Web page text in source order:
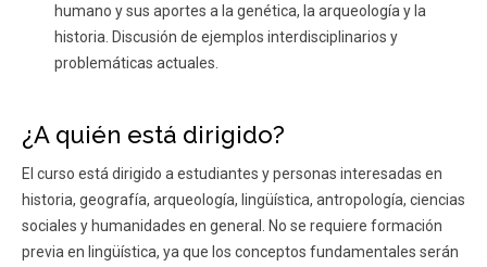
humano y sus aportes a la genética, la arqueología y la
historia. Discusión de ejemplos interdisciplinarios y
problemáticas actuales.
¿A quién está dirigido?
El curso está dirigido a estudiantes y personas interesadas en
historia, geografía, arqueología, lingüística, antropología, ciencias
sociales y humanidades en general. No se requiere formación
previa en lingüística, ya que los conceptos fundamentales serán